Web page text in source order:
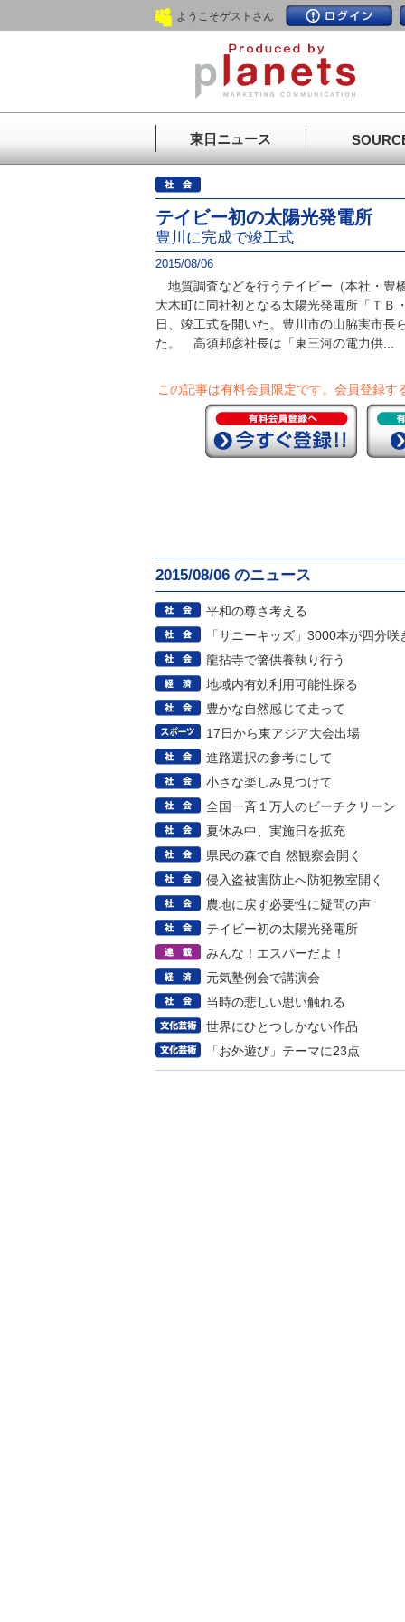
ようこそゲストさん
東日ニュース
テイビー初の太陽光発電所
豊川に完成で竣工式
2015/08/06
地質調査などを行うテイビー（本社・豊
大木町に同社初となる太陽光発電所「ＴＢ
日、竣工式を開いた。豊川市の山脇実市長
た。 高須邦彦社長は「東三河の電力供...
この記事は有料会員限定です。 会員登録す
2015/08/06 のニュース
平和の尊さ考える
「サニーキッズ」3000本が四分咲
龍拈寺で箸供養執り行う
地域内有効利用可能性探る
豊かな自然感じて走って
17日から東アジア大会出場
進路選択の参考にして
小さな楽しみ見つけて
全国一斉１万人のビーチクリーン
夏休み中、実施日を拡充
県民の森で自 然観察会開く
侵入盗被害防止へ防犯教室開く
農地に戻す必要性に疑問の声
テイビー初の太陽光発電所
みんな！エスパーだよ！
元気塾例会で講演会
当時の悲しい思い触れる
世界にひとつしかない作品
「お外遊び」テーマに23点